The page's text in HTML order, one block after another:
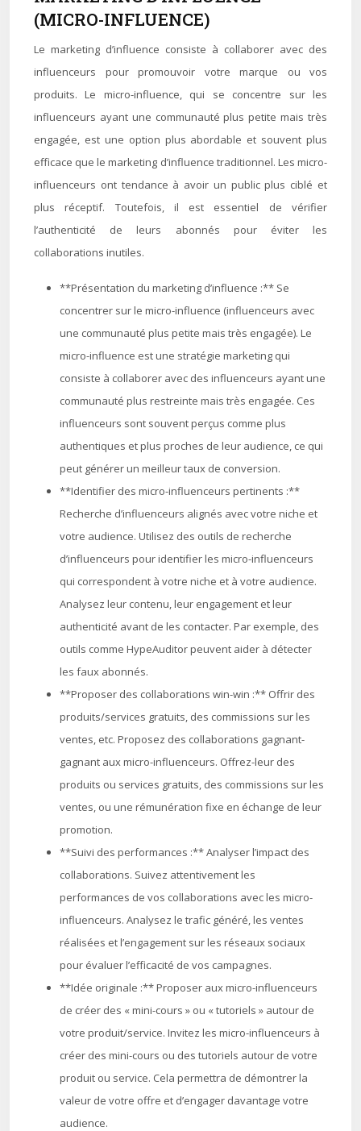
(MICRO-INFLUENCE)
Le marketing d’influence consiste à collaborer avec des
influenceurs pour promouvoir votre marque ou vos
produits. Le micro-influence, qui se concentre sur les
influenceurs ayant une communauté plus petite mais très
engagée, est une option plus abordable et souvent plus
efficace que le marketing d’influence traditionnel. Les micro-
influenceurs ont tendance à avoir un public plus ciblé et
plus réceptif. Toutefois, il est essentiel de vérifier
l’authenticité de leurs abonnés pour éviter les
collaborations inutiles.
**Présentation du marketing d’influence :** Se
concentrer sur le micro-influence (influenceurs avec
une communauté plus petite mais très engagée). Le
micro-influence est une stratégie marketing qui
consiste à collaborer avec des influenceurs ayant une
communauté plus restreinte mais très engagée. Ces
influenceurs sont souvent perçus comme plus
authentiques et plus proches de leur audience, ce qui
peut générer un meilleur taux de conversion.
**Identifier des micro-influenceurs pertinents :**
Recherche d’influenceurs alignés avec votre niche et
votre audience. Utilisez des outils de recherche
d’influenceurs pour identifier les micro-influenceurs
qui correspondent à votre niche et à votre audience.
Analysez leur contenu, leur engagement et leur
authenticité avant de les contacter. Par exemple, des
outils comme HypeAuditor peuvent aider à détecter
les faux abonnés.
**Proposer des collaborations win-win :** Offrir des
produits/services gratuits, des commissions sur les
ventes, etc. Proposez des collaborations gagnant-
gagnant aux micro-influenceurs. Offrez-leur des
produits ou services gratuits, des commissions sur les
ventes, ou une rémunération fixe en échange de leur
promotion.
**Suivi des performances :** Analyser l’impact des
collaborations. Suivez attentivement les
performances de vos collaborations avec les micro-
influenceurs. Analysez le trafic généré, les ventes
réalisées et l’engagement sur les réseaux sociaux
pour évaluer l’efficacité de vos campagnes.
**Idée originale :** Proposer aux micro-influenceurs
de créer des « mini-cours » ou « tutoriels » autour de
votre produit/service. Invitez les micro-influenceurs à
créer des mini-cours ou des tutoriels autour de votre
produit ou service. Cela permettra de démontrer la
valeur de votre offre et d’engager davantage votre
audience.